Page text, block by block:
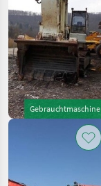
Gebrauchtmaschine